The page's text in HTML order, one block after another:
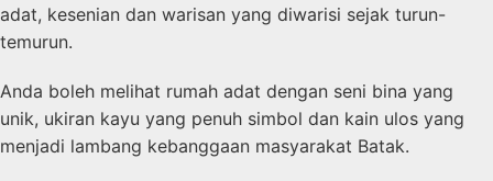
adat, kesenian dan warisan yang diwarisi sejak turun-
temurun.
Anda boleh melihat rumah adat dengan seni bina yang
unik, ukiran kayu yang penuh simbol dan kain ulos yang
menjadi lambang kebanggaan masyarakat Batak.